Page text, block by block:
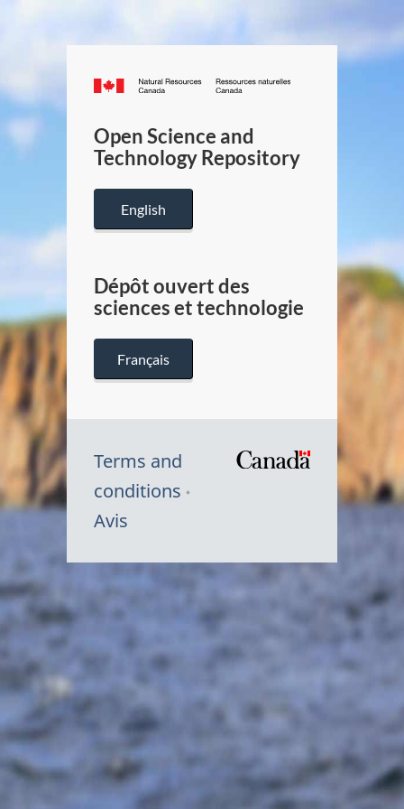
Canada.ca
/
Canada
Open Science and
Technology Repository
English
Dépôt ouvert des
sciences et technologie
Français
Terms and
conditions
Avis
Symbole
Canada